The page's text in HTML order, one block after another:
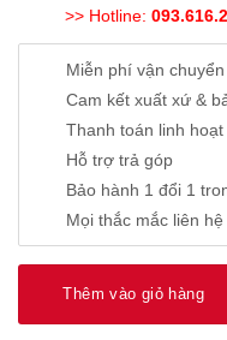
>> Hotline:
Miễn phí vận
Cam kết xuất xứ &
Thanh toán linh hoạt
Hỗ trợ trả góp
Bảo hành 1 đổi 1
Mọi thắc mắc liên hệ
Thêm vào giỏ hàng